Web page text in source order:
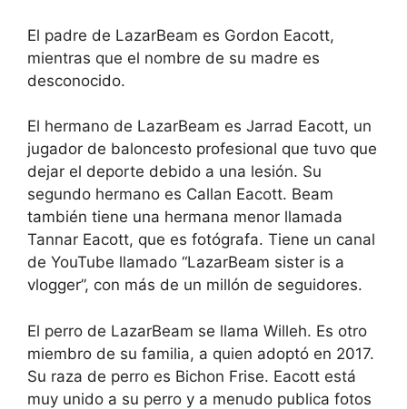
El padre de LazarBeam es Gordon Eacott,
mientras que el nombre de su madre es
desconocido.
El hermano de LazarBeam es Jarrad Eacott, un
jugador de baloncesto profesional que tuvo que
dejar el deporte debido a una lesión. Su
segundo hermano es Callan Eacott. Beam
también tiene una hermana menor llamada
Tannar Eacott, que es fotógrafa. Tiene un canal
de YouTube llamado “LazarBeam sister is a
vlogger”, con más de un millón de seguidores.
El perro de LazarBeam se llama Willeh. Es otro
miembro de su familia, a quien adoptó en 2017.
Su raza de perro es Bichon Frise. Eacott está
muy unido a su perro y a menudo publica fotos